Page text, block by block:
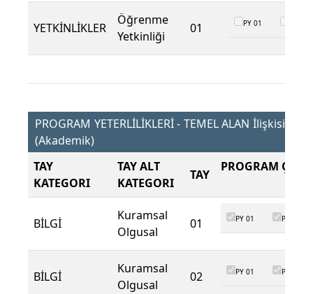
YETKİNLİKLER
Öğrenme
Yetkinliği
01 PY 01
PROGRAM YETERLİLİKLERİ - TEMEL ALAN İlişkisi
(Akademik)
TAY
KATEGORI
TAY ALT
KATEGORI
TAY
PROGRAM
BİLGİ
Kuramsal
Olgusal
01 PY 01 PY 02
BİLGİ
Kuramsal
Olgusal
02 PY 01 PY 02